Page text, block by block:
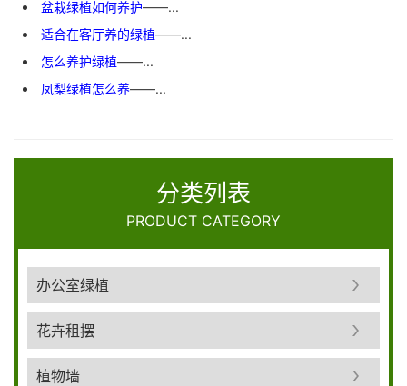
盆栽绿植如何养护——...
适合在客厅养的绿植——...
怎么养护绿植——...
凤梨绿植怎么养——...
分类列表
PRODUCT CATEGORY
办公室绿植
花卉租摆
植物墙